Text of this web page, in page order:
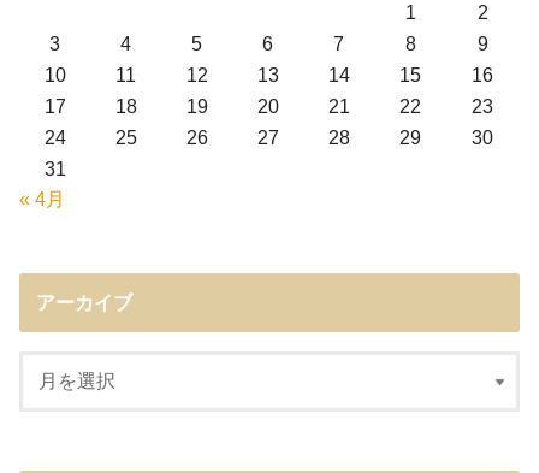
1
2
3
4 5 6 7 8
9
10
11 12 13 14 15
16
17
18 19 20 21 22
23
24
25 26 27 28 29
30
31
« 4月
アーカイブ